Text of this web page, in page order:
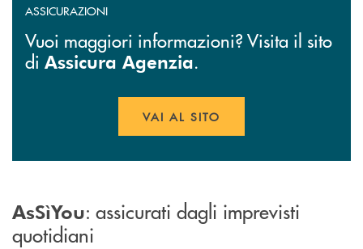
ASSICURAZIONI
Vuoi maggiori informazioni? Visita il sito
di Assicura Agenzia.
VAI AL SITO
AsSìYou: assicurati dagli imprevisti
quotidiani